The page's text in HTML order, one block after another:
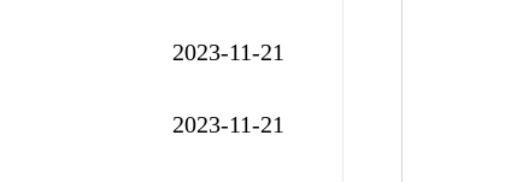
2023-11-21
2023-11-21